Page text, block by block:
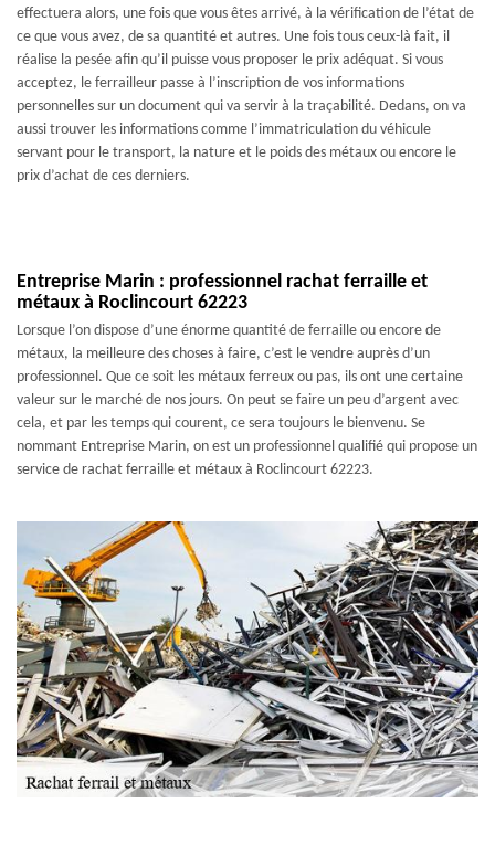
effectuera alors, une fois que vous êtes arrivé, à la vérification de l’état de
ce que vous avez, de sa quantité et autres. Une fois tous ceux-là fait, il
réalise la pesée afin qu’il puisse vous proposer le prix adéquat. Si vous
acceptez, le ferrailleur passe à l’inscription de vos informations
personnelles sur un document qui va servir à la traçabilité. Dedans, on va
aussi trouver les informations comme l’immatriculation du véhicule
servant pour le transport, la nature et le poids des métaux ou encore le
prix d’achat de ces derniers.
Entreprise Marin : professionnel rachat ferraille et
métaux à Roclincourt 62223
Lorsque l’on dispose d’une énorme quantité de ferraille ou encore de
métaux, la meilleure des choses à faire, c’est le vendre auprès d’un
professionnel. Que ce soit les métaux ferreux ou pas, ils ont une certaine
valeur sur le marché de nos jours. On peut se faire un peu d’argent avec
cela, et par les temps qui courent, ce sera toujours le bienvenu. Se
nommant Entreprise Marin, on est un professionnel qualifié qui propose un
service de rachat ferraille et métaux à Roclincourt 62223.